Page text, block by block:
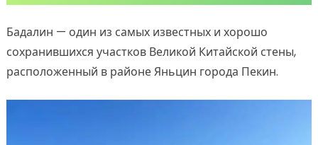
Бадалин — один из самых известных и хорошо
сохранившихся участков Великой Китайской стены,
расположенный в районе Яньцин города Пекин.